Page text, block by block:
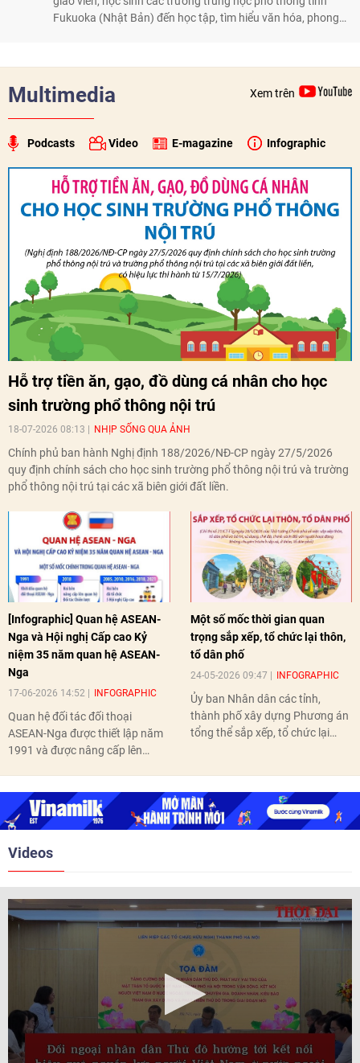
Fukuoka (Nhật Bản) đến học tập, tìm hiểu văn hóa, phong
Multimedia Xem trên
Podcasts Video E-magazine Infographic
Hỗ trợ tiền ăn, gạo, đồ dùng cá nhân cho học
sinh trường phổ thông nội trú
18-07-2026 08:13 NHỊP SỐNG QUA ẢNH
Chính phủ ban hành Nghị định 188/2026/NĐ-CP ngày 27/5/2026
quy định chính sách cho học sinh trường phổ thông nội trú và trường
phổ thông nội trú tại các xã biên giới đất liền.
[Infographic] Quan hệ ASEAN-
Nga và Hội nghị Cấp cao Kỷ
niệm 35 năm quan hệ ASEAN-
Nga
17-06-2026 14:52 INFOGRAPHIC
Quan hệ đối tác đối thoại
ASEAN-Nga được thiết lập năm
1991 và được nâng cấp lên
nghị Cấp cao vào các năm 2005,
2010, 2016, 2018, 2021.
Một số mốc thời gian quan
trọng sắp xếp, tổ chức lại thôn,
tổ dân phố
24-05-2026 09:47 INFOGRAPHIC
Ủy ban Nhân dân các tỉnh,
thành phố xây dựng Phương án
tổng thể sắp xếp, tổ chức lại
Videos